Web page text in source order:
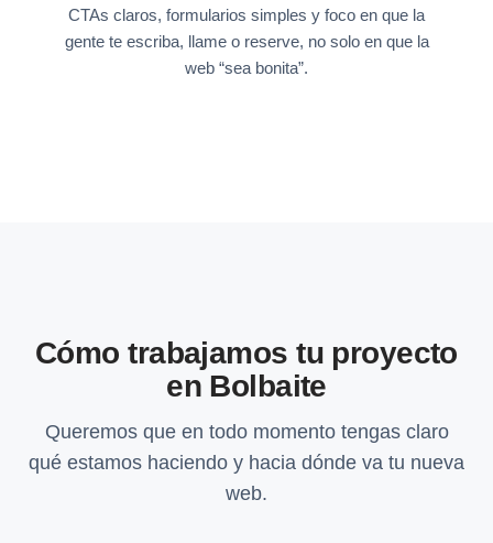
CTAs claros, formularios simples y foco en que la
gente te escriba, llame o reserve, no solo en que la
web “sea bonita”.
Cómo trabajamos tu proyecto
en Bolbaite
Queremos que en todo momento tengas claro
qué estamos haciendo y hacia dónde va tu nueva
web.